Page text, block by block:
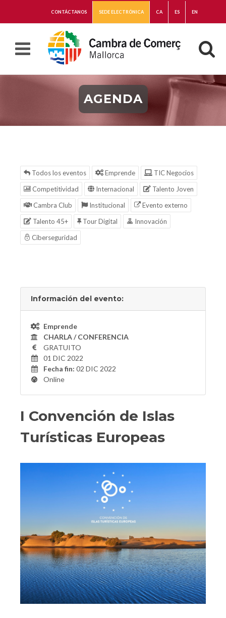
CONTÁCTANOS SEDE ELECTRÓNICA CA ES EN
AGENDA
Todos los eventos Emprende
TIC Negocios
Competitividad
Internacional
Talento Joven
Cambra Club
Institucional
Evento externo
Talento 45+
Tour Digital
Innovación
Ciberseguridad
Información del evento:
Emprende
CHARLA / CONFERENCIA
GRATUITO
01 DIC 2022
Fecha fin: 02 DIC 2022
Online
I Convención de Islas
Turísticas Europeas